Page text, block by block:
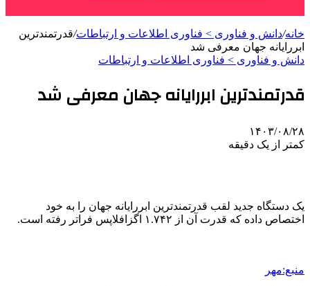
خانه/دانش و فناوری > فناوری اطلاعات و ارتباطات/قدرتمندترین
ابررایانه جهان معرفی شد
دانش و فناوری > فناوری اطلاعات و ارتباطات
قدرتمندترین ابررایانه جهان معرفی شد
۱۴۰۳/۰۸/۲۸
کمتر از یک دقیقه
یک دستگاه جدید لقب قدرتمندترین ابررایانه جهان را به خود
اختصاص داده که قدرت آن از ۱.۷۴۲ اگزافلاپس فراتر رفته است.
منبع:مهر